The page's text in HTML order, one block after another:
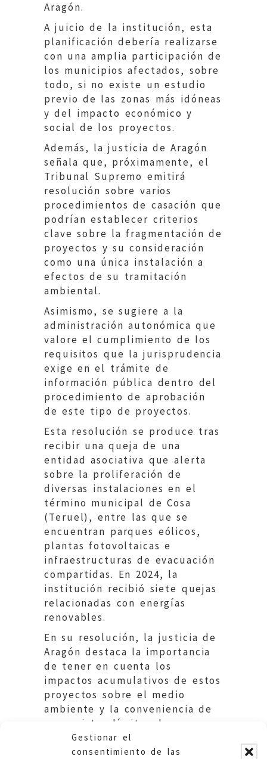
Gestionar el
consentimiento de las
Aragón.
A juicio de la institución, esta
planificación debería realizarse
con una amplia participación de
los municipios afectados, sobre
todo, si no existe un estudio
previo de las zonas más idóneas
y del impacto económico y
social de los proyectos.
Además, la justicia de Aragón
señala que, próximamente, el
Tribunal Supremo emitirá
resolución sobre varios
procedimientos de casación que
podrían establecer criterios
clave sobre la fragmentación de
proyectos y su consideración
como una única instalación a
efectos de su tramitación
ambiental.
Asimismo, se sugiere a la
administración autonómica que
valore el cumplimiento de los
requisitos que la jurisprudencia
exige en el trámite de
información pública dentro del
procedimiento de aprobación
de este tipo de proyectos.
Esta resolución se produce tras
recibir una queja de una
entidad asociativa que alerta
sobre la proliferación de
diversas instalaciones en el
término municipal de Cosa
(Teruel), entre las que se
encuentran parques eólicos,
plantas fotovoltaicas e
infraestructuras de evacuación
compartidas. En 2024, la
institución recibió siete quejas
relacionadas con energías
renovables.
En su resolución, la justicia de
Aragón destaca la importancia
de tener en cuenta los
impactos acumulativos de estos
proyectos sobre el medio
ambiente y la conveniencia de
que existan límites de
ocupación en el territorio en
función de sus características.